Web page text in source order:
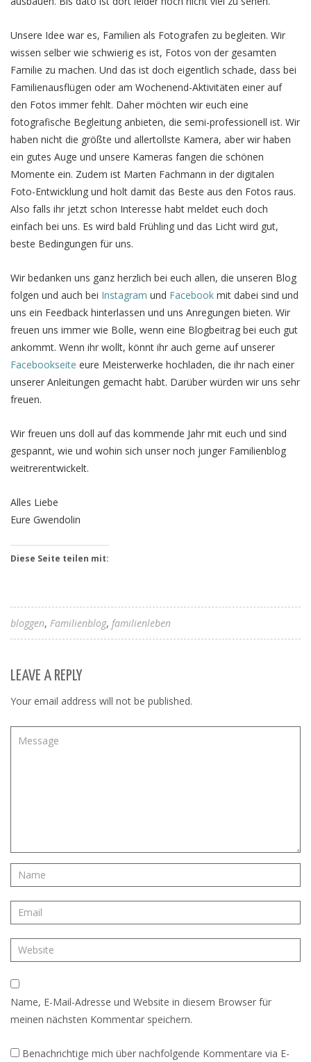
Unsere Idee war es, Familien als Fotografen zu begleiten. Wir
wissen selber wie schwierig es ist, Fotos von der gesamten
Familie zu machen. Und das ist doch eigentlich schade, dass bei
Familienausflügen oder am Wochenend-Aktivitäten einer auf
den Fotos immer fehlt. Daher möchten wir euch eine
fotografische Begleitung anbieten, die semi-professionell ist. Wir
haben nicht die größte und allertollste Kamera, aber wir haben
ein gutes Auge und unsere Kameras fangen die schönen
Momente ein. Zudem ist Marten Fachmann in der digitalen
Foto-Entwicklung und holt damit das Beste aus den Fotos raus.
Also falls ihr jetzt schon Interesse habt meldet euch doch
einfach bei uns. Es wird bald Frühling und das Licht wird gut,
beste Bedingungen für uns.
Wir bedanken uns ganz herzlich bei euch allen, die unseren Blog
folgen und auch bei Instagram und Facebook mit dabei sind und
uns ein Feedback hinterlassen und uns Anregungen bieten. Wir
freuen uns immer wie Bolle, wenn eine Blogbeitrag bei euch gut
ankommt. Wenn ihr wollt, könnt ihr auch gerne auf unserer
Facebookseite eure Meisterwerke hochladen, die ihr nach einer
unserer Anleitungen gemacht habt. Darüber würden wir uns sehr
freuen.
Wir freuen uns doll auf das kommende Jahr mit euch und sind
gespannt, wie und wohin sich unser noch junger Familienblog
weitrerentwickelt.
Alles Liebe
Eure Gwendolin
Diese Seite teilen mit:
bloggen Familienblog familienleben
LEAVE A REPLY
Your email address will not be published.
Name, E-Mail-Adresse und Website in diesem Browser für
meinen nächsten Kommentar speichern.
Benachrichtige mich über nachfolgende Kommentare via E-